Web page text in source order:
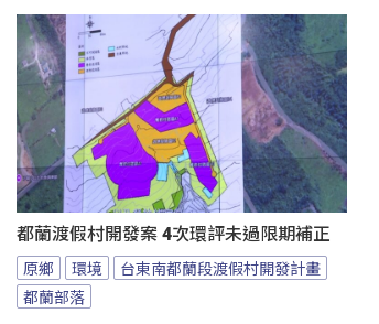
都蘭渡假村開發案 4次環評未過限期補正
原鄉 環境
台東南都蘭段渡假村開發計畫
都蘭部落